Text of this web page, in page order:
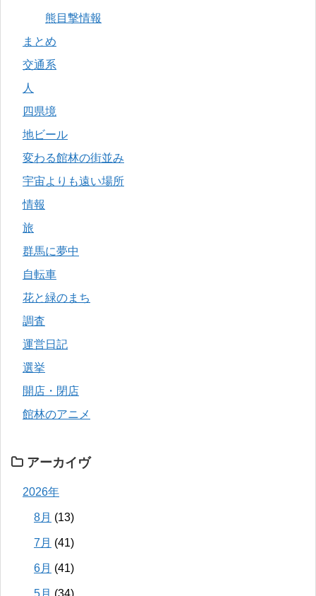
熊目撃情報
まとめ
交通系
人
四県境
地ビール
変わる館林の街並み
宇宙よりも遠い場所
情報
旅
群馬に夢中
自転車
花と緑のまち
調査
運営日記
選挙
開店・閉店
館林のアニメ
アーカイヴ
2026年
8月 (13)
7月 (41)
6月 (41)
5月 (34)